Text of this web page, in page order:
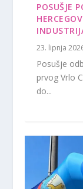
POSUŠJE
23. lipnja
Posušje
prvog Vrlo
do...